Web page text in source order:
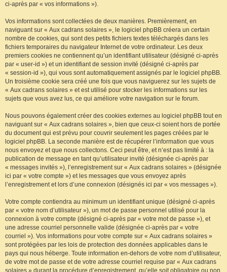
ci-après par « vos informations »).
Vos informations sont collectées de deux manières. Premièrement, en
naviguant sur « Aux cadrans solaires », le logiciel phpBB créera un certain
nombre de cookies, qui sont des petits fichiers textes téléchargés dans les
fichiers temporaires du navigateur Internet de votre ordinateur. Les deux
premiers cookies ne contiennent qu’un identifiant utilisateur (désigné ci-après
par « user-id ») et un identifiant de session invité (désigné ci-après par
« session-id »), qui vous sont automatiquement assignés par le logiciel phpBB.
Un troisième cookie sera créé une fois que vous naviguerez sur les sujets de
« Aux cadrans solaires » et est utilisé pour stocker les informations sur les
sujets que vous avez lus, ce qui améliore votre navigation sur le forum.
Nous pouvons également créer des cookies externes au logiciel phpBB tout en
naviguant sur « Aux cadrans solaires », bien que ceux-ci soient hors de portée
du document qui est prévu pour couvrir seulement les pages créées par le
logiciel phpBB. La seconde manière est de récupérer l’information que vous
nous envoyez et que nous collectons. Ceci peut être, et n’est pas limité à : la
publication de message en tant qu’utilisateur invité (désignée ci-après par
« messages invités »), l’enregistrement sur « Aux cadrans solaires » (désignée
ici par « votre compte ») et les messages que vous envoyez après
l’enregistrement et lors d’une connexion (désignés ici par « vos messages »).
Votre compte contiendra au minimum un identifiant unique (désigné ci-après
par « votre nom d’utilisateur »), un mot de passe personnel utilisé pour la
connexion à votre compte (désigné ci-après par « votre mot de passe »), et
une adresse courriel personnelle valide (désignée ci-après par « votre
courriel »). Vos informations pour votre compte sur « Aux cadrans solaires »
sont protégées par les lois de protection des données applicables dans le
pays qui nous héberge. Toute information en-dehors de votre nom d’utilisateur,
de votre mot de passe et de votre adresse courriel requise par « Aux cadrans